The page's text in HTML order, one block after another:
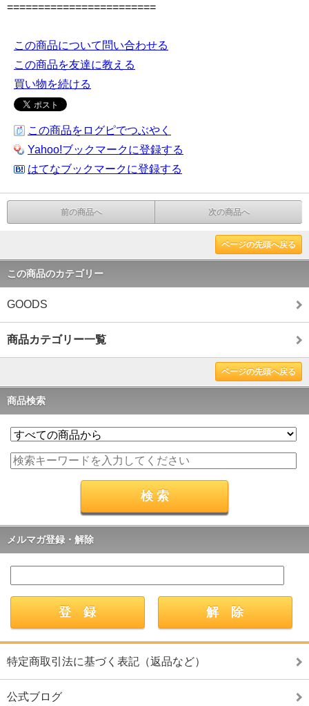
========================
この商品について問い合わせる
この商品を友達に教える
買い物を続ける
この商品をログピでつぶやく
Yahoo!ブックマークに登録する
はてなブックマークに登録する
前の商品へ 次の商品へ
ページの先頭へ戻る
この商品のカテゴリー
GOODS
商品カテゴリー一覧
ページの先頭へ戻る
商品検索
メルマガ登録・解除
特定商取引法に基づく表記（返品など）
公式ブログ